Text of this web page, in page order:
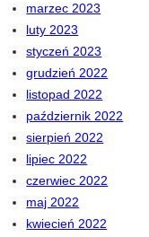
marzec 2023
luty 2023
styczeń 2023
grudzień 2022
listopad 2022
październik 2022
sierpień 2022
lipiec 2022
czerwiec 2022
maj 2022
kwiecień 2022